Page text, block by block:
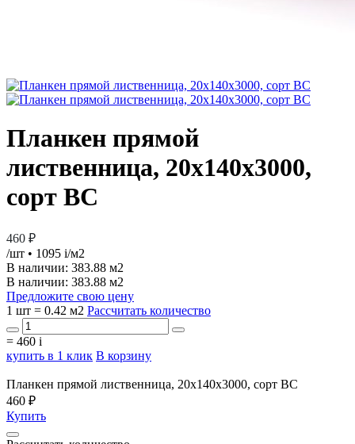
Планкен прямой
лиственница, 20х140х3000,
сорт ВС
460 ₽
/шт • 1095 i/м2
В наличии: 383.88 м2
В наличии: 383.88 м2
Предложите свою цену
1 шт = 0.42 м2 Рассчитать количество
= 460 i
купить в 1 клик В корзину
Планкен прямой лиственница, 20х140х3000, сорт ВС
460 ₽
Купить